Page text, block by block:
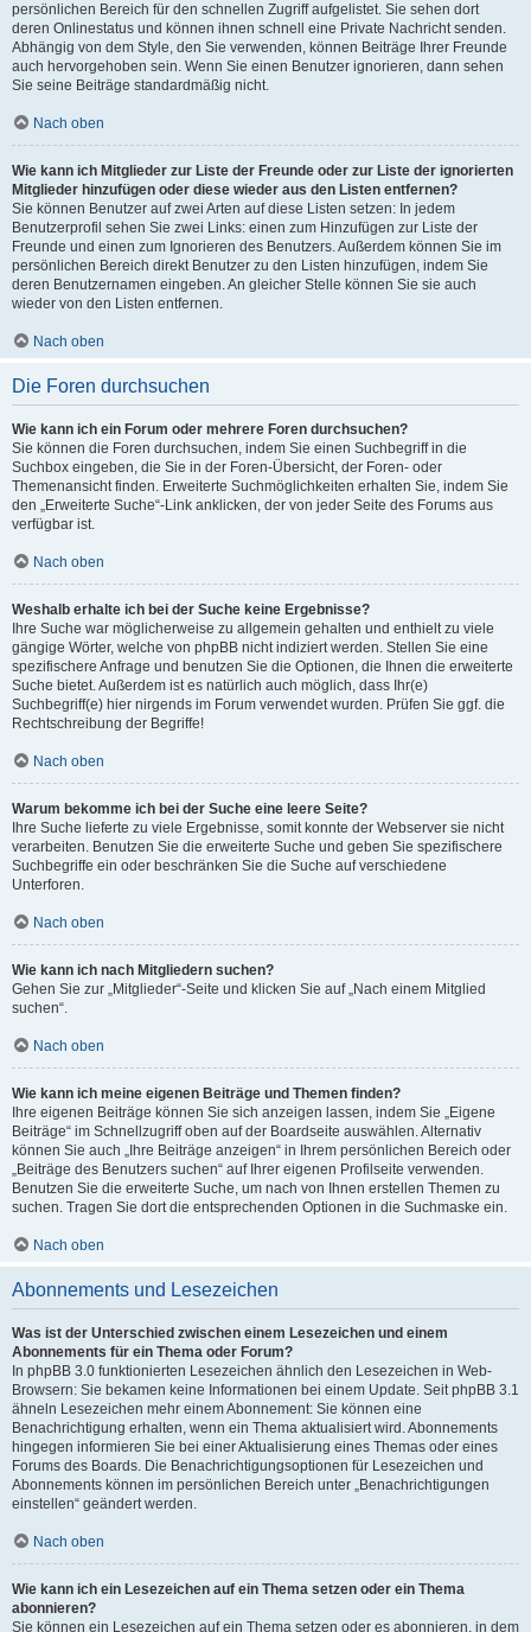
persönlichen Bereich für den schnellen Zugriff aufgelistet. Sie sehen dort
deren Onlinestatus und können ihnen schnell eine Private Nachricht senden.
Abhängig von dem Style, den Sie verwenden, können Beiträge Ihrer Freunde
auch hervorgehoben sein. Wenn Sie einen Benutzer ignorieren, dann sehen
Sie seine Beiträge standardmäßig nicht.
Nach oben
Wie kann ich Mitglieder zur Liste der Freunde oder zur Liste der ignorierten
Mitglieder hinzufügen oder diese wieder aus den Listen entfernen?
Sie können Benutzer auf zwei Arten auf diese Listen setzen: In jedem
Benutzerprofil sehen Sie zwei Links: einen zum Hinzufügen zur Liste der
Freunde und einen zum Ignorieren des Benutzers. Außerdem können Sie im
persönlichen Bereich direkt Benutzer zu den Listen hinzufügen, indem Sie
deren Benutzernamen eingeben. An gleicher Stelle können Sie sie auch
wieder von den Listen entfernen.
Nach oben
Die Foren durchsuchen
Wie kann ich ein Forum oder mehrere Foren durchsuchen?
Sie können die Foren durchsuchen, indem Sie einen Suchbegriff in die
Suchbox eingeben, die Sie in der Foren-Übersicht, der Foren- oder
Themenansicht finden. Erweiterte Suchmöglichkeiten erhalten Sie, indem Sie
den „Erweiterte Suche“-Link anklicken, der von jeder Seite des Forums aus
verfügbar ist.
Nach oben
Weshalb erhalte ich bei der Suche keine Ergebnisse?
Ihre Suche war möglicherweise zu allgemein gehalten und enthielt zu viele
gängige Wörter, welche von phpBB nicht indiziert werden. Stellen Sie eine
spezifischere Anfrage und benutzen Sie die Optionen, die Ihnen die erweiterte
Suche bietet. Außerdem ist es natürlich auch möglich, dass Ihr(e)
Suchbegriff(e) hier nirgends im Forum verwendet wurden. Prüfen Sie ggf. die
Rechtschreibung der Begriffe!
Nach oben
Warum bekomme ich bei der Suche eine leere Seite?
Ihre Suche lieferte zu viele Ergebnisse, somit konnte der Webserver sie nicht
verarbeiten. Benutzen Sie die erweiterte Suche und geben Sie spezifischere
Suchbegriffe ein oder beschränken Sie die Suche auf verschiedene
Unterforen.
Nach oben
Wie kann ich nach Mitgliedern suchen?
Gehen Sie zur „Mitglieder“-Seite und klicken Sie auf „Nach einem Mitglied
suchen“.
Nach oben
Wie kann ich meine eigenen Beiträge und Themen finden?
Ihre eigenen Beiträge können Sie sich anzeigen lassen, indem Sie „Eigene
Beiträge“ im Schnellzugriff oben auf der Boardseite auswählen. Alternativ
können Sie auch „Ihre Beiträge anzeigen“ in Ihrem persönlichen Bereich oder
„Beiträge des Benutzers suchen“ auf Ihrer eigenen Profilseite verwenden.
Benutzen Sie die erweiterte Suche, um nach von Ihnen erstellen Themen zu
suchen. Tragen Sie dort die entsprechenden Optionen in die Suchmaske ein.
Nach oben
Abonnements und Lesezeichen
Was ist der Unterschied zwischen einem Lesezeichen und einem
Abonnements für ein Thema oder Forum?
In phpBB 3.0 funktionierten Lesezeichen ähnlich den Lesezeichen in Web-
Browsern: Sie bekamen keine Informationen bei einem Update. Seit phpBB 3.1
ähneln Lesezeichen mehr einem Abonnement: Sie können eine
Benachrichtigung erhalten, wenn ein Thema aktualisiert wird. Abonnements
hingegen informieren Sie bei einer Aktualisierung eines Themas oder eines
Forums des Boards. Die Benachrichtigungsoptionen für Lesezeichen und
Abonnements können im persönlichen Bereich unter „Benachrichtigungen
einstellen“ geändert werden.
Nach oben
Wie kann ich ein Lesezeichen auf ein Thema setzen oder ein Thema
abonnieren?
Sie können ein Lesezeichen auf ein Thema setzen oder es abonnieren, in dem